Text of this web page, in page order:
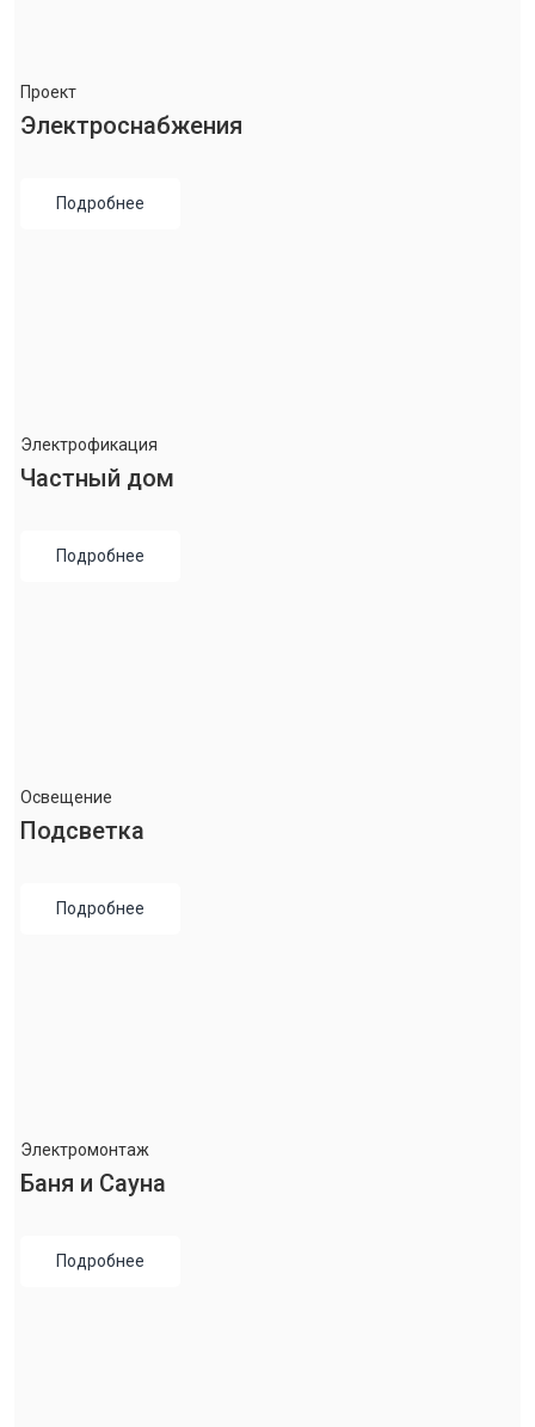
Проект
Электроснабжения
Подробнее
Электрофикация
Частный дом
Подробнее
Освещение
Подсветка
Подробнее
Электромонтаж
Баня и Сауна
Подробнее